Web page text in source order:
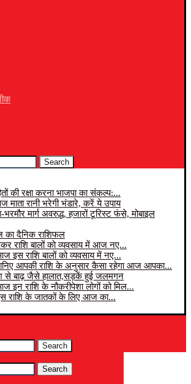
Search
की रक्षा करना भाजपा का संकल्प:...
रानी भरेगी भंडारे, करें ये उपाय
मार्ग अवरुद्ध, हजारों टूरिस्ट फंसे, मोबाइल
दैनिक राशिफल
राशि बालों को व्यवसाय में आज नए...
राशि बालों को व्यवसाय में नए...
आपकी राशि के अनुसार कैसा रहेगा आज आपका...
से बाढ़ जैसे हालात,सड़कें हुई जलमगन
राशि के नौकरीपेशा लोगों को मिल...
राशि के जातकों के लिए आज का...
Search
Search